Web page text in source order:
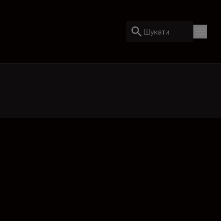
Шукати